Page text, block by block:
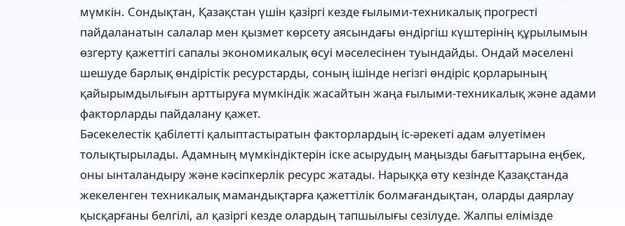
мүмкін. Сондықтан, Қазақстан үшін қазіргі кезде ғылыми-техникалық прогресті
пайдаланатын салалар мен қызмет көрсету аясындағы өндіргіш күштерінің құрылымын
өзгерту қажеттігі сапалы экономикалық өсуі мәселесінен туындайды. Ондай мәселені
шешуде барлық өндірістік ресурстарды, соның ішінде негізгі өндіріс қорларының
қайырымдылығын арттыруға мүмкіндік жасайтын жаңа ғылыми-техникалық және адами
факторларды пайдалану қажет.
Бәсекелестік қабілетті қалыптастыратын факторлардың іс-әрекеті адам әлуетімен
толықтырылады. Адамның мүмкіндіктерін іске асырудың маңызды бағыттарына еңбек,
оны ынталандыру және кәсіпкерлік ресурс жатады. Нарыққа өту кезінде Қазақстанда
жекеленген техникалық мамандықтарға қажеттілік болмағандықтан, оларды даярлау
қысқарғаны белгілі, ал қазіргі кезде олардың тапшылығы сезілуде. Жалпы елімізде